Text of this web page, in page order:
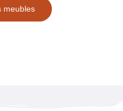
meubles